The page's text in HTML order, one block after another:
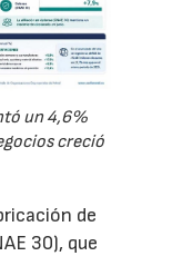
un 4,6%
creció
de
30), que